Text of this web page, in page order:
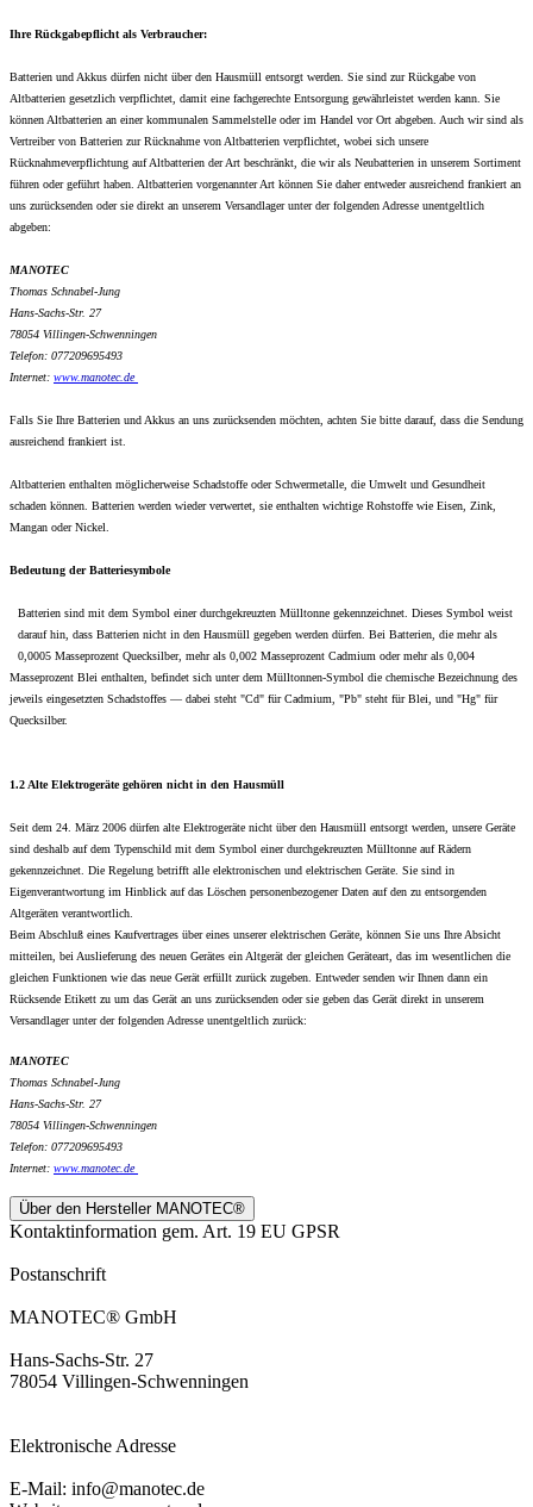
Ihre Rückgabepflicht als Verbraucher:
Batterien und Akkus dürfen nicht über den Hausmüll entsorgt werden. Sie sind zur Rückgabe von
Altbatterien gesetzlich verpflichtet, damit eine fachgerechte Entsorgung gewährleistet werden kann. Sie
können Altbatterien an einer kommunalen Sammelstelle oder im Handel vor Ort abgeben. Auch wir sind als
Vertreiber von Batterien zur Rücknahme von Altbatterien verpflichtet, wobei sich unsere
Rücknahmeverpflichtung auf Altbatterien der Art beschränkt, die wir als Neubatterien in unserem Sortiment
führen oder geführt haben. Altbatterien vorgenannter Art können Sie daher entweder ausreichend frankiert an
uns zurücksenden oder sie direkt an unserem Versandlager unter der folgenden Adresse unentgeltlich
abgeben:
MANOTEC
Thomas Schnabel-Jung
Hans-Sachs-Str. 27
78054 Villingen-Schwenningen
Telefon: 077209695493
Internet: www.manotec.de
Falls Sie Ihre Batterien und Akkus an uns zurücksenden möchten, achten Sie bitte darauf, dass die Sendung
ausreichend frankiert ist.
Altbatterien enthalten möglicherweise Schadstoffe oder Schwermetalle, die Umwelt und Gesundheit
schaden können. Batterien werden wieder verwertet, sie enthalten wichtige Rohstoffe wie Eisen, Zink,
Mangan oder Nickel.
Bedeutung der Batteriesymbole
Batterien sind mit dem Symbol einer durchgekreuzten Mülltonne gekennzeichnet. Dieses Symbol weist
darauf hin, dass Batterien nicht in den Hausmüll gegeben werden dürfen. Bei Batterien, die mehr als
0,0005 Masseprozent Quecksilber, mehr als 0,002 Masseprozent Cadmium oder mehr als 0,004
Masseprozent Blei enthalten, befindet sich unter dem Mülltonnen-Symbol die chemische Bezeichnung des
jeweils eingesetzten Schadstoffes — dabei steht "Cd" für Cadmium, "Pb" steht für Blei, und "Hg" für
Quecksilber.
1.2 Alte Elektrogeräte gehören nicht in den Hausmüll
Seit dem 24. März 2006 dürfen alte Elektrogeräte nicht über den Hausmüll entsorgt werden, unsere Geräte
sind deshalb auf dem Typenschild mit dem Symbol einer durchgekreuzten Mülltonne auf Rädern
gekennzeichnet. Die Regelung betrifft alle elektronischen und elektrischen Geräte. Sie sind in
Eigenverantwortung im Hinblick auf das Löschen personenbezogener Daten auf den zu entsorgenden
Altgeräten verantwortlich.
Beim Abschluß eines Kaufvertrages über eines unserer elektrischen Geräte, können Sie uns Ihre Absicht
mitteilen, bei Auslieferung des neuen Gerätes ein Altgerät der gleichen Geräteart, das im wesentlichen die
gleichen Funktionen wie das neue Gerät erfüllt zurück zugeben. Entweder senden wir Ihnen dann ein
Rücksende Etikett zu um das Gerät an uns zurücksenden oder sie geben das Gerät direkt in unserem
Versandlager unter der folgenden Adresse unentgeltlich zurück:
MANOTEC
Thomas Schnabel-Jung
Hans-Sachs-Str. 27
78054 Villingen-Schwenningen
Telefon: 077209695493
Internet: www.manotec.de
Über den Hersteller MANOTEC®
Kontaktinformation gem. Art. 19 EU GPSR
Postanschrift
MANOTEC® GmbH
Hans-Sachs-Str. 27
78054 Villingen-Schwenningen
Elektronische Adresse
E-Mail: info@manotec.de